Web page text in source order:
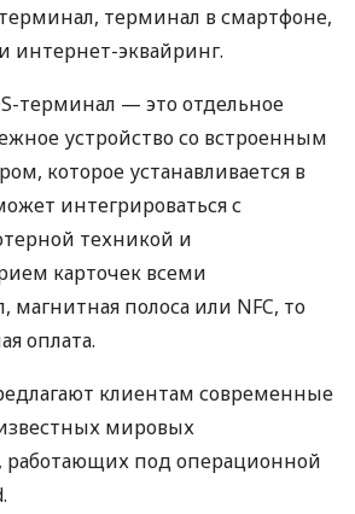
терминал в смартфоне,
интернет-эквайринг.
терминал — это отдельное
устройство со встроенным
которое устанавливается в
интегрироваться с
техникой и
карточек всеми
полоса или NFC, то
оплата.
клиентам современные
мировых
работающих под операционной